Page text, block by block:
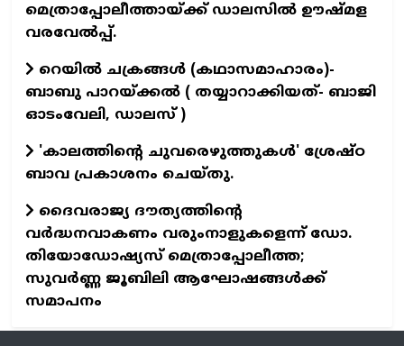
മെത്രാപ്പോലീത്തായ്ക്ക് ഡാലസില്‍ ഊഷ്മള
വരവേല്‍പ്പ്.
റെയില്‍ ചക്രങ്ങള്‍ (കഥാസമാഹാരം)-
ബാബു പാറയ്ക്കല്‍ ( തയ്യാറാക്കിയത്- ബാജി
ഓടംവേലി, ഡാലസ് )
'കാലത്തിന്റെ ചുവരെഴുത്തുകള്‍' ശ്രേഷ്ഠ
ബാവ പ്രകാശനം ചെയ്തു.
ദൈവരാജ്യ ദൗത്യത്തിന്റെ
വർദ്ധനവാകണം വരുംനാളുകളെന്ന് ഡോ.
തിയോഡോഷ്യസ് മെത്രാപ്പോലീത്ത;
സുവര്‍ണ്ണ ജൂബിലി ആഘോഷങ്ങള്‍ക്ക്
സമാപനം